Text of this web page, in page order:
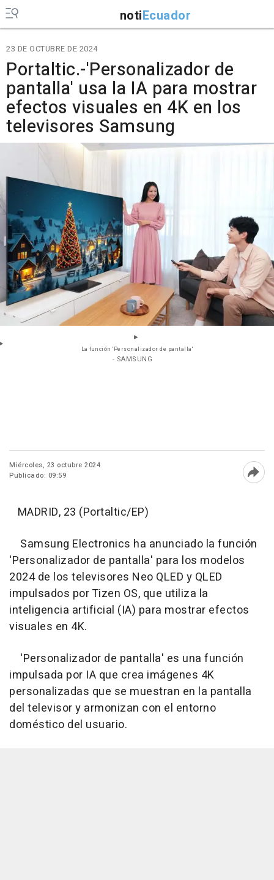
notiEcuador
23 DE OCTUBRE DE 2024
Portaltic.-'Personalizador de
pantalla' usa la IA para mostrar
efectos visuales en 4K en los
televisores Samsung
La función 'Personalizador de pantalla'
- SAMSUNG
Miércoles, 23 octubre 2024
Publicado: 09:59
MADRID, 23 (Portaltic/EP)
Samsung Electronics ha anunciado la función
'Personalizador de pantalla' para los modelos
2024 de los televisores Neo QLED y QLED
impulsados por Tizen OS, que utiliza la
inteligencia artificial (IA) para mostrar efectos
visuales en 4K.
'Personalizador de pantalla' es una función
impulsada por IA que crea imágenes 4K
personalizadas que se muestran en la pantalla
del televisor y armonizan con el entorno
doméstico del usuario.